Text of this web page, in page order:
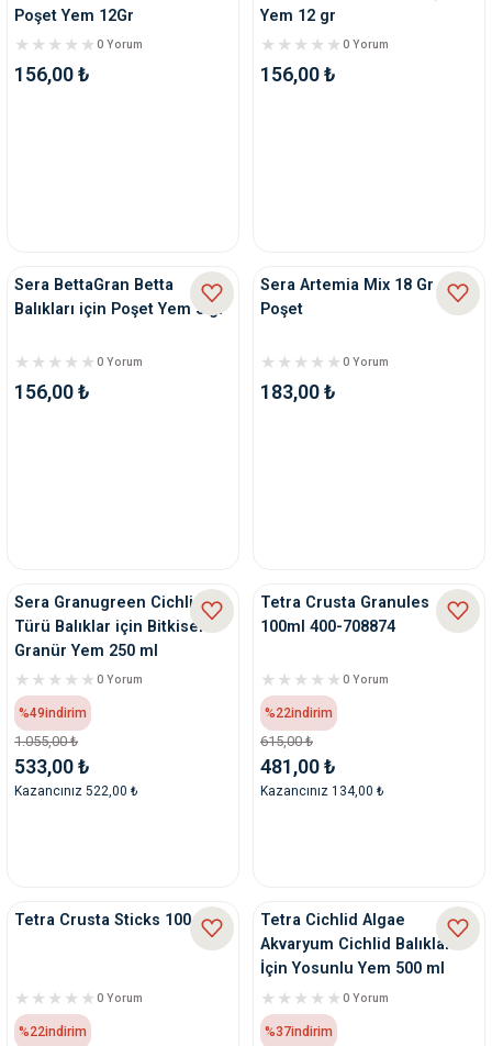
Poşet Yem 12Gr
0 Yorum
156,00 ₺
Yem 12 gr
0 Yorum
156,00 ₺
Sera BettaGran Betta
Balıkları için Poşet Yem 5 gr
0 Yorum
156,00 ₺
Sera Artemia Mix 18 Gr
Poşet
0 Yorum
183,00 ₺
Sera Granugreen Cichlid
Türü Balıklar için Bitkisel
Granür Yem 250 ml
0 Yorum
%49indirim
1.055,00 ₺
533,00 ₺
Kazancınız 522,00 ₺
Tetra Crusta Granules
100ml 400-708874
0 Yorum
%22indirim
615,00 ₺
481,00 ₺
Kazancınız 134,00 ₺
Tetra Crusta Sticks 100 Ml
0 Yorum
%22indirim
Tetra Cichlid Algae
Akvaryum Cichlid Balıkları
İçin Yosunlu Yem 500 ml
0 Yorum
%37indirim